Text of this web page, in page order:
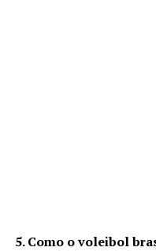
5. Como o voleibol